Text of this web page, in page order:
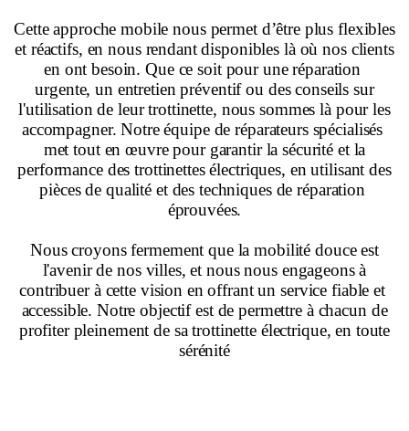
Cette approche mobile nous permet d’être plus flexibles
et réactifs, en nous rendant disponibles là où nos clients
en ont besoin. Que ce soit pour une réparation
urgente, un entretien préventif ou des conseils sur
l'utilisation de leur trottinette, nous sommes là pour les
accompagner. Notre équipe de réparateurs spécialisés
met tout en œuvre pour garantir la sécurité et la
performance des trottinettes électriques, en utilisant des
pièces de qualité et des techniques de réparation
éprouvées.
Nous croyons fermement que la mobilité douce est
l'avenir de nos villes, et nous nous engageons à
contribuer à cette vision en offrant un service fiable et
accessible. Notre objectif est de permettre à chacun de
profiter pleinement de sa trottinette électrique, en toute
sérénité